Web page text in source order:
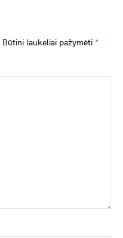
Būtini laukeliai pažymėti *